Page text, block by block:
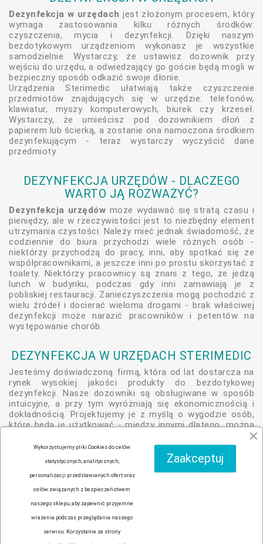
Dezynfekcja w urzędach jest złożonym procesem, który
wymaga zastosowania kilku różnych środków:
czyszczenia, mycia i dezynfekcji. Dzięki naszym
bezdotykowym urządzeniom wykonasz je wszystkie
samodzielnie. Wystarczy, że ustawisz dozownik przy
wejściu do urzędu, a odwiedzający go goście będą mogli w
bezpieczny sposób odkazić swoje dłonie.
Urządzenia Sterimedic ułatwiają także czyszczenie
przedmiotów znajdujących się w urzędzie: telefonów,
klawiatur, myszy komputerowych, biurek czy krzeseł.
Wystarczy, że umieścisz pod dozownikiem dłoń z
papierem lub ścierką, a zostanie ona namoczona środkiem
dezynfekującym - teraz wystarczy wyczyścić dane
przedmioty.
DEZYNFEKCJA URZĘDÓW - DLACZEGO
WARTO JĄ ROZWAŻYĆ?
Dezynfekcja urzędów może wydawać się stratą czasu i
pieniędzy, ale w rzeczywistości jest to niezbędny element
utrzymania czystości. Należy mieć jednak świadomość, że
codziennie do biura przychodzi wiele różnych osób -
niektórzy przychodzą do pracy, inni, aby spotkać się ze
współpracownikami, a jeszcze inni po prostu skorzystać z
toalety. Niektórzy pracownicy są znani z tego, że jedzą
lunch w budynku, podczas gdy inni zamawiają je z
pobliskiej restauracji. Zanieczyszczenia mogą pochodzić z
wielu źródeł i docierać wieloma drogami - brak właściwej
dezynfekcji może narazić pracowników i petentów na
występowanie chorób.
DEZYNFEKCJA W URZĘDACH STERIMEDIC
Jesteśmy doświadczoną firmą, która od lat dostarcza na
rynek wysokiej jakości produkty do bezdotykowej
dezynfekcji. Nasze dozowniki są obsługiwane w sposób
intuicyjne, a przy tym wyróżniają się ekonomicznością i
dokładnością. Projektujemy je z myślą o wygodzie osób,
które będą je użytkować - między innymi dlatego, można
zamontować je w dowolnym miejscu i na dowolnej
wysokości. Skontaktuj się z nami już teraz i dowiedz się
więcej, jak może wyglądać
dezynfekcja w urzędach
pomocą bezdotykowych dozowników marki Sterimedic.
Facebook
Wykorzystujemy pliki Cookies do celów
statystycznych, analitycznych,
personalizacji przedstawianych ofert oraz
celów związanych z bezpieczeństwem
naszego sklepu, aby zapewnić przyjemne
wrażenia podczas przeglądania naszego
serwisu. Korzystanie ze strony
Zaakceptuj